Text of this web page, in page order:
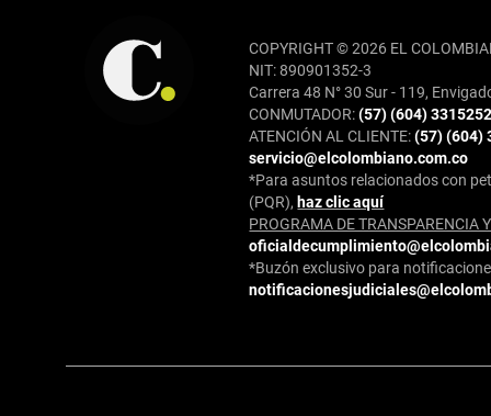
COPYRIGHT © 2026 EL
NIT: 890901352-3
Carrera 48 N° 30 Sur - 119,
CONMUTADOR:(57) (604) 3315252
ATENCIÓN AL CLIENTE:(57) (604)
servicio@elcolombiano.com.co
*Para asuntos relacionados con
(PQR), haz clic aquí
PROGRAMA DE TRANSPARENCIA
*Buzón exclusivo para